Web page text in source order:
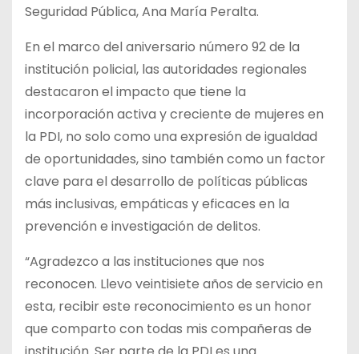
Seguridad Pública, Ana María Peralta.
En el marco del aniversario número 92 de la
institución policial, las autoridades regionales
destacaron el impacto que tiene la
incorporación activa y creciente de mujeres en
la PDI, no solo como una expresión de igualdad
de oportunidades, sino también como un factor
clave para el desarrollo de políticas públicas
más inclusivas, empáticas y eficaces en la
prevención e investigación de delitos.
“Agradezco a las instituciones que nos
reconocen. Llevo veintisiete años de servicio en
esta, recibir este reconocimiento es un honor
que comparto con todas mis compañeras de